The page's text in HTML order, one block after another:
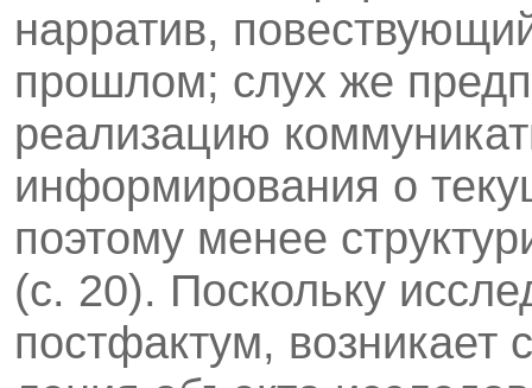
нарратив,
прошлом; слух же
реализацию
информирования о
поэтому менее
(с. 20). Поскольку
постфактум, возникает